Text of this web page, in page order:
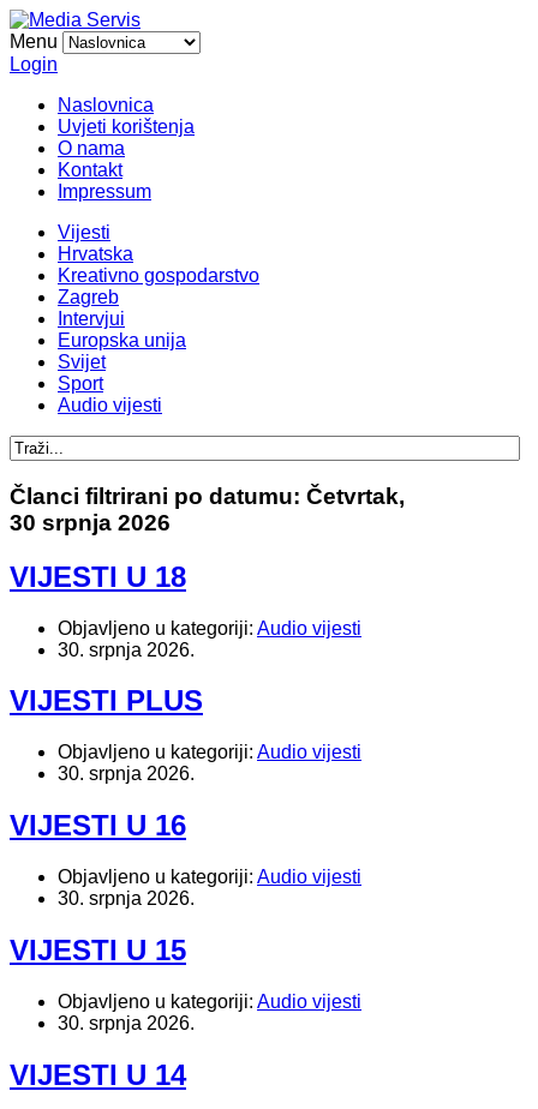
Menu
Login
Naslovnica
Uvjeti korištenja
O nama
Kontakt
Impressum
Vijesti
Hrvatska
Kreativno gospodarstvo
Zagreb
Intervjui
Europska unija
Svijet
Sport
Audio vijesti
Članci filtrirani po datumu: Četvrtak,
30 srpnja 2026
VIJESTI U 18
Objavljeno u kategoriji: Audio vijesti
30. srpnja 2026.
VIJESTI PLUS
Objavljeno u kategoriji: Audio vijesti
30. srpnja 2026.
VIJESTI U 16
Objavljeno u kategoriji: Audio vijesti
30. srpnja 2026.
VIJESTI U 15
Objavljeno u kategoriji: Audio vijesti
30. srpnja 2026.
VIJESTI U 14